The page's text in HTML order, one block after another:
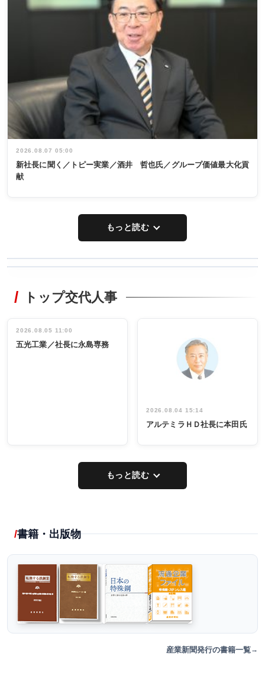
2026.08.07 05:00
新社長に聞く／トピー実業／酒井 哲也氏／グループ価値最大化貢
献
もっと読む
非鉄業界で
インタビュ
ー／社内ア
タックトレー
祝う 業界関
係者ら220人
出席
トップ交代人事
2026.08.05 11:00
五光工業／社長に永島専務
2026.08.04 15:14
アルテミラＨＤ社長に本田氏
もっと読む
書籍・出版物
産業新聞発行の書籍一覧